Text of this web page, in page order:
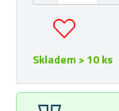
Skladem > 10 ks